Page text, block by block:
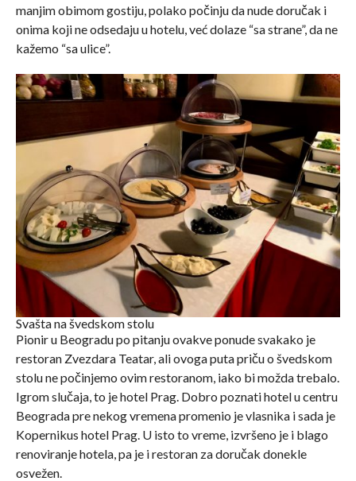
manjim obimom gostiju, polako počinju da nude doručak i
onima koji ne odsedaju u hotelu, već dolaze “sa strane”, da ne
kažemo “sa ulice”.
Svašta na švedskom stolu
Pionir u Beogradu po pitanju ovakve ponude svakako je
restoran Zvezdara Teatar, ali ovoga puta priču o švedskom
stolu ne počinjemo ovim restoranom, iako bi možda trebalo.
Igrom slučaja, to je hotel Prag. Dobro poznati hotel u centru
Beograda pre nekog vremena promenio je vlasnika i sada je
Kopernikus hotel Prag. U isto to vreme, izvršeno je i blago
renoviranje hotela, pa je i restoran za doručak donekle
osvežen.